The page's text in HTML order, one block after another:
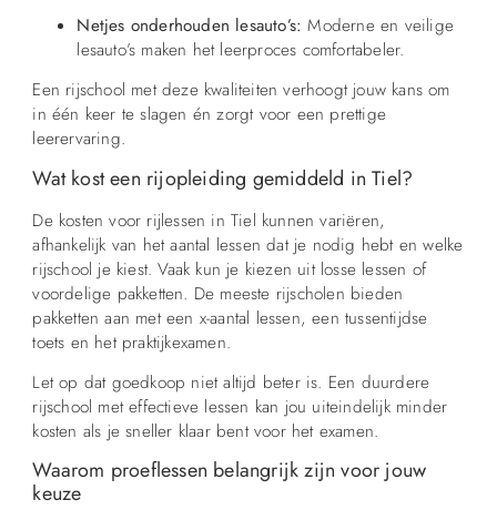
Netjes onderhouden lesauto’s: Moderne en veilige
lesauto’s maken het leerproces comfortabeler.
Een rijschool met deze kwaliteiten verhoogt jouw kans om
in één keer te slagen én zorgt voor een prettige
leerervaring.
Wat kost een rijopleiding gemiddeld in Tiel?
De kosten voor rijlessen in Tiel kunnen variëren,
afhankelijk van het aantal lessen dat je nodig hebt en welke
rijschool je kiest. Vaak kun je kiezen uit losse lessen of
voordelige pakketten. De meeste rijscholen bieden
pakketten aan met een x-aantal lessen, een tussentijdse
toets en het praktijkexamen.
Let op dat goedkoop niet altijd beter is. Een duurdere
rijschool met effectieve lessen kan jou uiteindelijk minder
kosten als je sneller klaar bent voor het examen.
Waarom proeflessen belangrijk zijn voor jouw
keuze